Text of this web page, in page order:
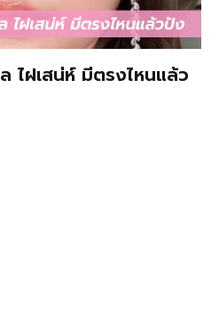
ไฝเสน่ห์ มีตรงไหนแล้ว